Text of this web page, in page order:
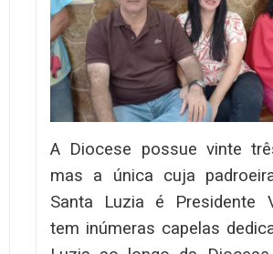
A Diocese possue vinte
mas a única cuja
Santa Luzia é Presidente
tem inúmeras capelas